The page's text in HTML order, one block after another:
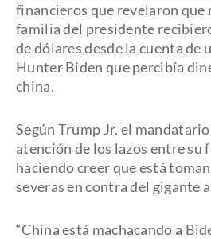
financieros que revelaron que
familia del presidente
de dólares desde la cuenta de
Hunter Biden que percibía
china.
Según Trump Jr. el
atención de los lazos entre su
haciendo creer que está
severas en contra del gigante
“China está machacando a